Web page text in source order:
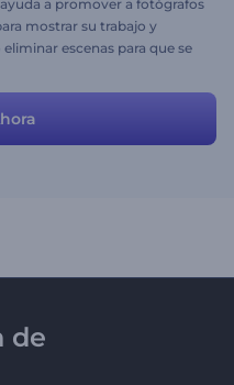
a promover a fotógrafos
mostrar su trabajo y
escenas para que se
de